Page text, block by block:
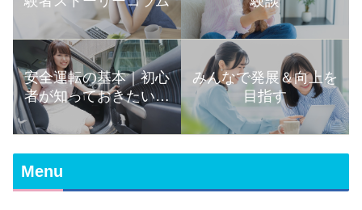
安全運転の基本｜初心
者が知っておきたい運
転の知識まとめ
みんなで発展＆向上を
目指す
Menu